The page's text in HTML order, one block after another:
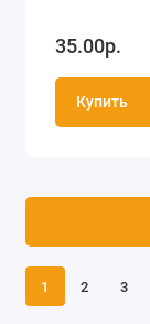
35.00р.
Купить
1 2 3